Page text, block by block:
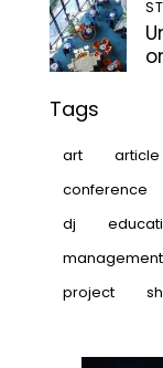
Tags
art article
conference
dj
management
project